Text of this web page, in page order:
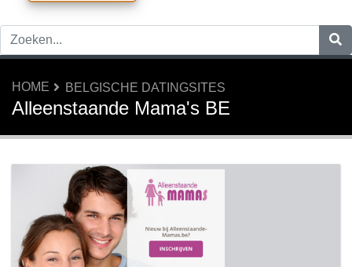
HOME BELGISCHE DATINGSITES
Alleenstaande Mama's BE